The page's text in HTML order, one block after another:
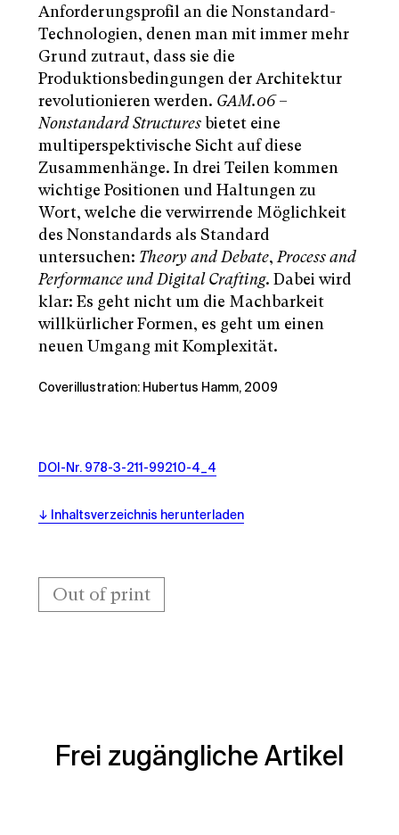
Anforderungsprofil an die Nonstandard-
Technologien, denen man mit immer mehr
Grund zutraut, dass sie die
Produktionsbedingungen der Architektur
revolutionieren werden. GAM.06 –
Nonstandard Structures bietet eine
multiperspektivische Sicht auf diese
Zusammenhänge. In drei Teilen kommen
wichtige Positionen und Haltungen zu
Wort, welche die verwirrende Möglichkeit
des Nonstandards als Standard
untersuchen: Theory and Debate,Process and
Performance und Digital Crafting. Dabei wird
klar: Es geht nicht um die Machbarkeit
willkürlicher Formen, es geht um einen
neuen Umgang mit Komplexität.
Coverillustration: Hubertus Hamm, 2009
DOI-Nr. 978-3-211-99210-4_4
Inhaltsverzeichnis herunterladen
Out of print
Frei zugängliche Artikel